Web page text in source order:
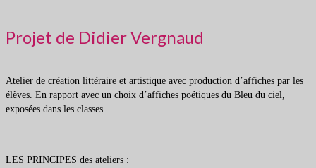
Projet de Didier Vergnaud
Atelier de création littéraire et artistique avec production d’affiches par les
élèves. En rapport avec un choix d’affiches poétiques du Bleu du ciel,
exposées dans les classes.
LES PRINCIPES des ateliers :